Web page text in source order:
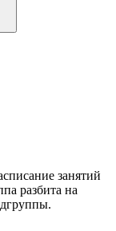
занятий
разбита на